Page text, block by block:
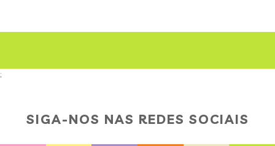
;
SIGA-NOS NAS REDES SOCIAIS